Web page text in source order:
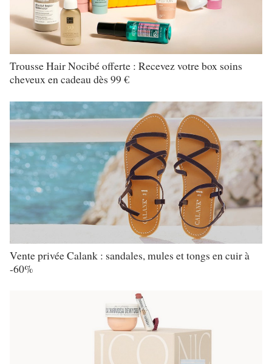
Trousse Hair Nocibé offerte : Recevez votre box soins
cheveux en cadeau dès 99 €
Vente privée Calank : sandales, mules et tongs en cuir à
-60%